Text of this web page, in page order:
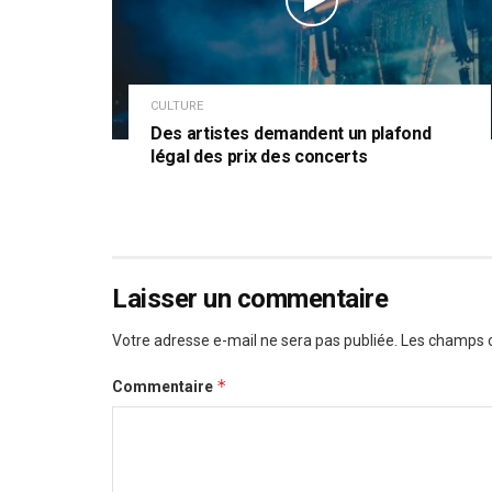
CULTURE
Des artistes demandent un plafond
légal des prix des concerts
Laisser un commentaire
Votre adresse e-mail ne sera pas publiée. Les champs
Commentaire *